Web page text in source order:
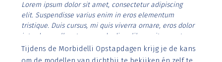
Lorem ipsum dolor sit amet, consectetur adipiscing
elit. Suspendisse varius enim in eros elementum
tristique. Duis cursus, mi quis viverra ornare, eros dolor
interdum nulla, ut commodo diam libero vitae erat.
Aenean faucibus nibh et justo cursus id rutrum lorem
imperdiet. Nunc ut sem vitae risus tristique posuere.
Tijdens de Morbidelli Opstapdagen krijg je de kans